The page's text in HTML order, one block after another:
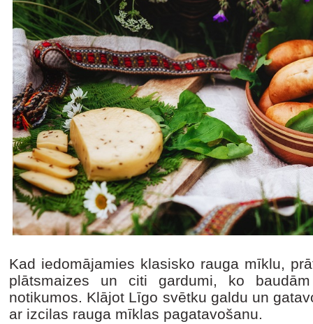
Kad iedomājamies klasisko rauga mīklu,
plātsmaizes un citi gardumi, ko
notikumos. Klājot Līgo svētku galdu un
ar izcilas rauga mīklas pagatavošanu.